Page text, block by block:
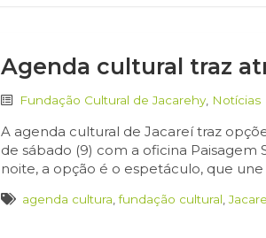
Agenda cultural traz
Fundação Cultural de Jacarehy Notícias
A agenda cultural de Jacareí traz
de sábado (9) com a oficina Paisagem
noite, a opção é o espetáculo, que
agenda cultura ,fundação cultural ,